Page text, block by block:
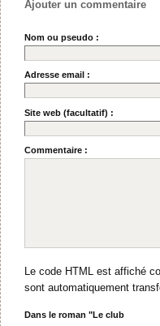
Ajouter un commentaire
Nom ou pseudo :
Adresse email :
Site web (facultatif) :
Commentaire :
Le code HTML est affiché
sont automatiquement
Dans le roman "Le club